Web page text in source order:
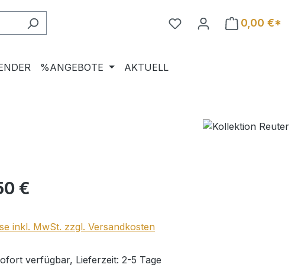
0,00 €*
%ANGEBOTE AKTUELL
Preis:
€
inkl. MwSt. zzgl. Versandkosten
verfügbar, Lieferzeit: 2-5 Tage